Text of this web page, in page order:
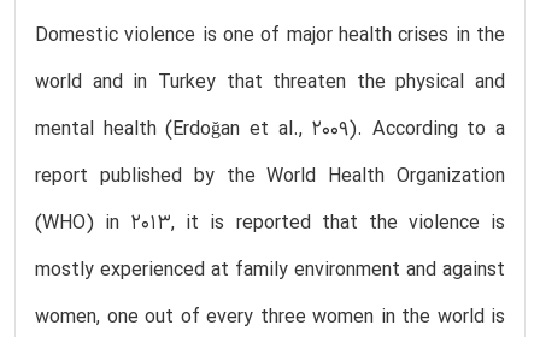
Domestic violence is one of major health crises in the
world and in Turkey that threaten the physical and
mental health (Erdoğan et al., 2009). According to a
report published by the World Health Organization
(WHO) in 2013, it is reported that the violence is
mostly experienced at family environment and against
women, one out of every three women in the world is